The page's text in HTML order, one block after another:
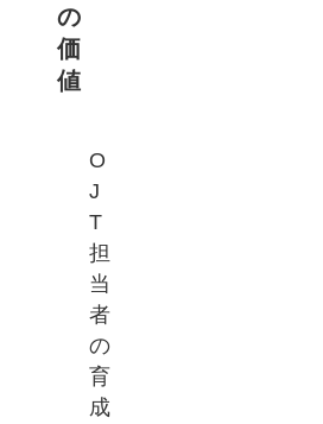
の
価
値
O
J
T
担
当
者
の
育
成